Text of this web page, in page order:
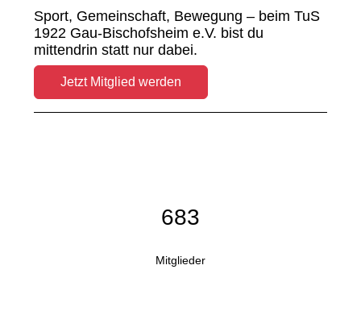
Sport, Gemeinschaft, Bewegung – beim TuS
1922 Gau-Bischofsheim e.V. bist du
mittendrin statt nur dabei.
Jetzt Mitglied werden
683
Mitglieder